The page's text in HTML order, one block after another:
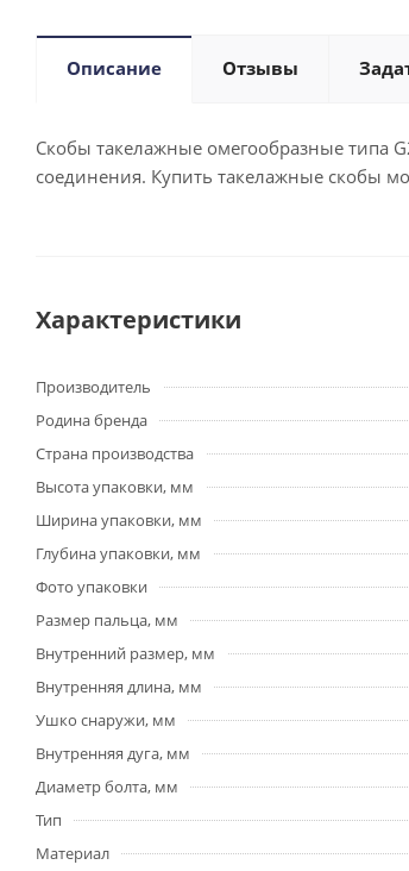
Описание Отзывы
Скобы такелажные омегообразные типа
соединения. Купить такелажные скобы
Характеристики
Производитель
Родина бренда
Страна производства
Высота упаковки, мм
Ширина упаковки, мм
Глубина упаковки, мм
Фото упаковки
Размер пальца, мм
Внутренний размер, мм
Внутренняя длина, мм
Ушко снаружи, мм
Внутренняя дуга, мм
Диаметр болта, мм
Тип
Материал